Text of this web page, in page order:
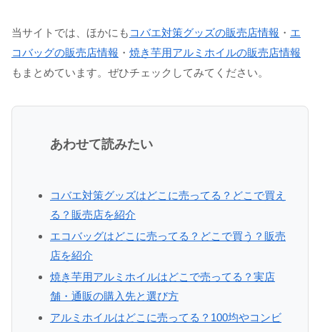
当サイトでは、ほかにも コバエ対策グッズの販売店情報 ・ エ
コバッグの販売店情報 ・ 焼き芋用アルミホイルの販売店情報
もまとめています。ぜひチェックしてみてください。
あわせて読みたい
コバエ対策グッズはどこに売ってる？どこで買え
る？販売店を紹介
エコバッグはどこに売ってる？どこで買う？販売
店を紹介
焼き芋用アルミホイルはどこで売ってる？実店
舗・通販の購入先と選び方
アルミホイルはどこに売ってる？100均やコンビ